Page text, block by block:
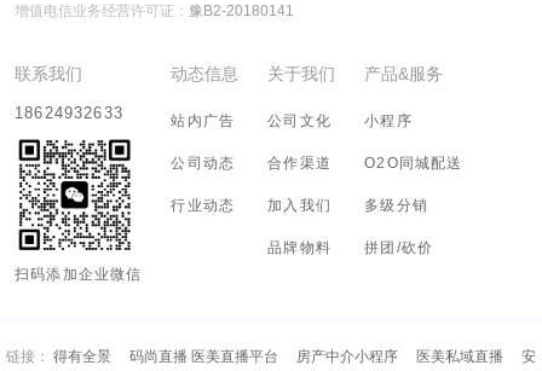
增值电信业务经营许可证： 豫B2-20180141
联系我们
18624932633
扫码添加企业微信
动态信息
站内广告
公司动态
行业动态
关于我们
公司文化
合作渠道
加入我们
品牌物料
产品&服务
小程序
O2O同城配送
多级分销
拼团/砍价
链接： 得有全景 码尚直播 医美直播平台 房产中介小程序 医美私域直播 安